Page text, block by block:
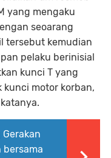
yang mengaku
seoarang
tersebut kemudian
pelaku berinisial
kunci T yang
motor korban,
bersama